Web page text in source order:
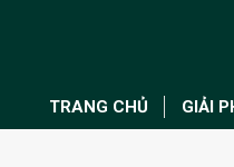
TRANG CHỦ GIẢI